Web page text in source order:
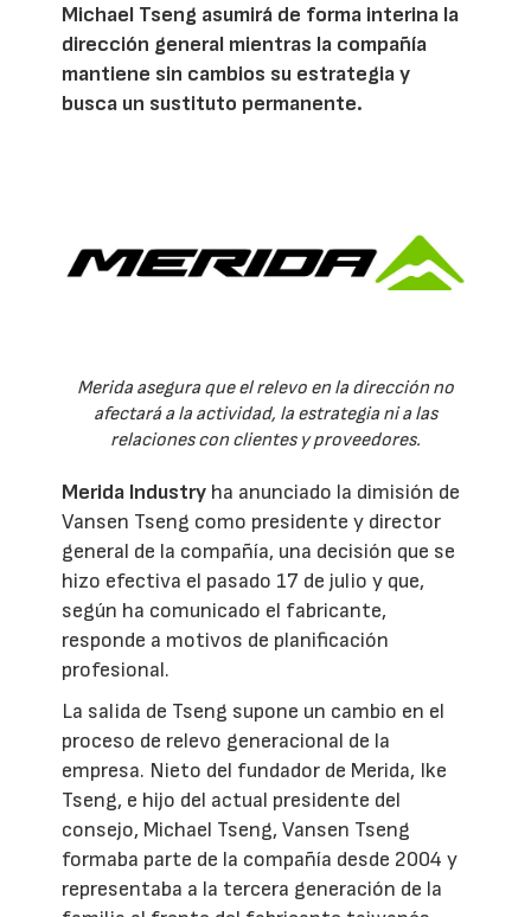
Michael Tseng asumirá de forma interina la
dirección general mientras la compañía
mantiene sin cambios su estrategia y
busca un sustituto permanente.
Merida asegura que el relevo en la dirección no
afectará a la actividad, la estrategia ni a las
relaciones con clientes y proveedores.
Merida Industry ha anunciado la dimisión de
Vansen Tseng como presidente y director
general de la compañía, una decisión que se
hizo efectiva el pasado 17 de julio y que,
según ha comunicado el fabricante,
responde a motivos de planificación
profesional.
La salida de Tseng supone un cambio en el
proceso de relevo generacional de la
empresa. Nieto del fundador de Merida, Ike
Tseng, e hijo del actual presidente del
consejo, Michael Tseng, Vansen Tseng
formaba parte de la compañía desde 2004 y
representaba a la tercera generación de la